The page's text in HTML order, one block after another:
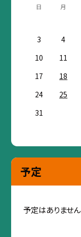
日 月
3
4
10
11
17
18
24
25
31
予定
予定はありません